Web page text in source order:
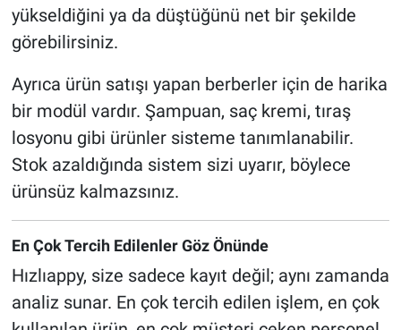
yükseldiğini ya da düştüğünü net bir şekilde
görebilirsiniz.
Ayrıca ürün satışı yapan berberler için de harika
bir modül vardır. Şampuan, saç kremi, tıraş
losyonu gibi ürünler sisteme tanımlanabilir.
Stok azaldığında sistem sizi uyarır, böylece
ürünsüz kalmazsınız.
En Çok Tercih Edilenler Göz Önünde
Hızlıappy, size sadece kayıt değil; aynı zamanda
analiz sunar. En çok tercih edilen işlem, en çok